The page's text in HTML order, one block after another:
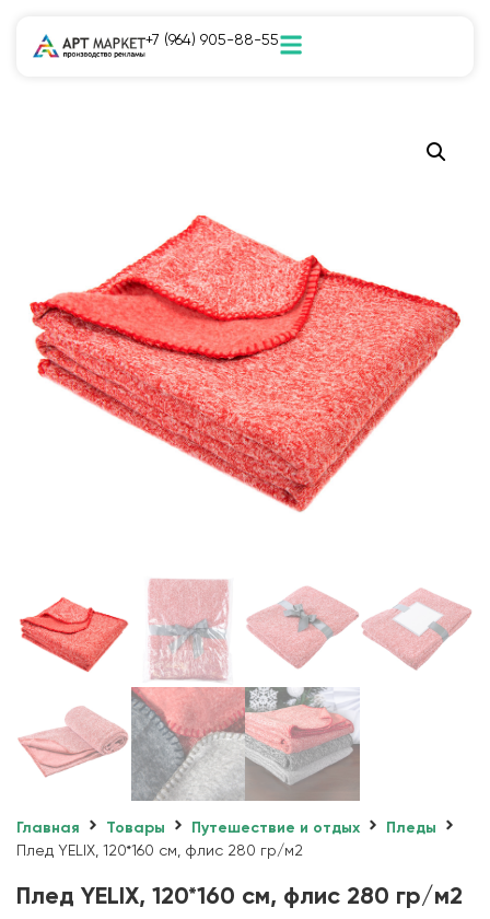
+7 (964) 905-88-55
Главная Товары Путешествие и отдых
Пледы
Плед YELIX, 120*160 см, флис 280 гр/м2
Плед YELIX, 120*160 см, флис 280 гр/м2